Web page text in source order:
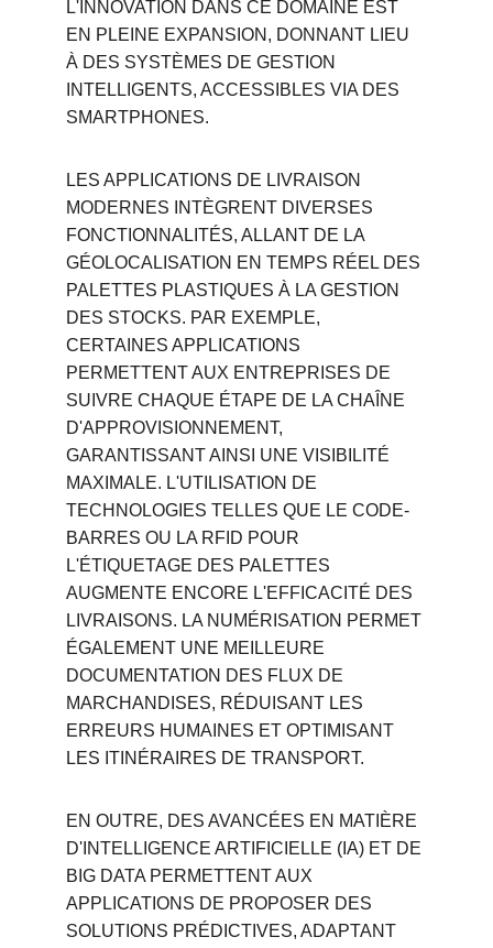
L'INNOVATION DANS CE DOMAINE EST
EN PLEINE EXPANSION, DONNANT LIEU
À DES SYSTÈMES DE GESTION
INTELLIGENTS, ACCESSIBLES VIA DES
SMARTPHONES.
LES APPLICATIONS DE LIVRAISON
MODERNES INTÈGRENT DIVERSES
FONCTIONNALITÉS, ALLANT DE LA
GÉOLOCALISATION EN TEMPS RÉEL DES
PALETTES PLASTIQUES À LA GESTION
DES STOCKS. PAR EXEMPLE,
CERTAINES APPLICATIONS
PERMETTENT AUX ENTREPRISES DE
SUIVRE CHAQUE ÉTAPE DE LA CHAÎNE
D'APPROVISIONNEMENT,
GARANTISSANT AINSI UNE VISIBILITÉ
MAXIMALE. L'UTILISATION DE
TECHNOLOGIES TELLES QUE LE CODE-
BARRES OU LA RFID POUR
L'ÉTIQUETAGE DES PALETTES
AUGMENTE ENCORE L'EFFICACITÉ DES
LIVRAISONS. LA NUMÉRISATION PERMET
ÉGALEMENT UNE MEILLEURE
DOCUMENTATION DES FLUX DE
MARCHANDISES, RÉDUISANT LES
ERREURS HUMAINES ET OPTIMISANT
LES ITINÉRAIRES DE TRANSPORT.
EN OUTRE, DES AVANCÉES EN MATIÈRE
D'INTELLIGENCE ARTIFICIELLE (IA) ET DE
BIG DATA PERMETTENT AUX
APPLICATIONS DE PROPOSER DES
SOLUTIONS PRÉDICTIVES, ADAPTANT